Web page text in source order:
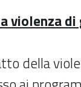
violenza
della